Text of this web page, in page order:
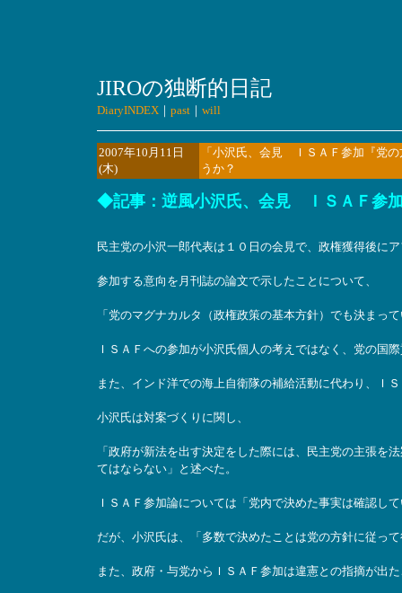
JIROの独断的日記
DiaryINDEX｜ past｜ will
2007年10月11日
(木)
「小沢氏、会見 ＩＳＡＦ参加『党
うか？
◆記事：逆風小沢氏、会見 ＩＳＡＦ参加
民主党の小沢一郎代表は１０日の会見で、政権獲得後に
参加する意向を月刊誌の論文で示したことについて、
「党のマグナカルタ（政権政策の基本方針）でも決まっ
ＩＳＡＦへの参加が小沢氏個人の考えではなく、党の国
また、インド洋での海上自衛隊の補給活動に代わり、Ｉ
小沢氏は対案づくりに関し、
「政府が新法を出す決定をした際には、民主党の主張を
てはならない」と述べた。
ＩＳＡＦ参加論については「党内で決めた事実は確認し
だが、小沢氏は、「多数で決めたことは党の方針に従っ
また、政府・与党からＩＳＡＦ参加は違憲との指摘が出